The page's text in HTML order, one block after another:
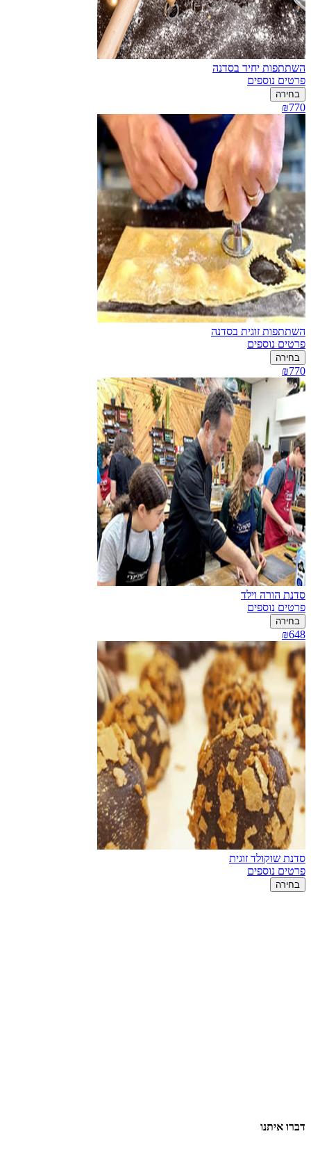
השתתפות יחיד בסדנה
פרטים נוספים
בחירה
₪770
השתתפות זוגית בסדנה
פרטים נוספים
בחירה
₪770
סדנת הורה וילד
פרטים נוספים
בחירה
₪648
סדנת שוקולד זוגית
פרטים נוספים
בחירה
דברו איתנו